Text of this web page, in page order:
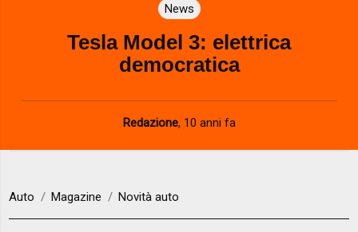
y
V
d
e
News
Tesla Model 3: elettrica
democratica
Redazione, 10 anni fa
Auto Magazine Novità auto